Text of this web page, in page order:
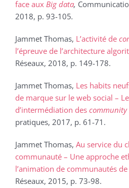
face aux Big data,
2018, p. 93-105.
Jammet Thomas, L’activité de
l’épreuve de l’architecture
Réseaux, 2018, p. 149-178.
Jammet Thomas, Les habits
de marque sur le web social –
d’intermédiation des community
pratiques, 2017, p. 61-71.
Jammet Thomas, Au service du
communauté – Une approche
l’animation de communautés
Réseaux, 2015, p. 73-98.